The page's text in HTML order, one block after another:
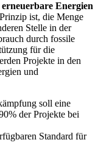
erneuerbare Energien
ist, die Menge
Stelle in der
durch fossile
für die
Projekte in den
und
soll eine
der Projekte bei
Standard für